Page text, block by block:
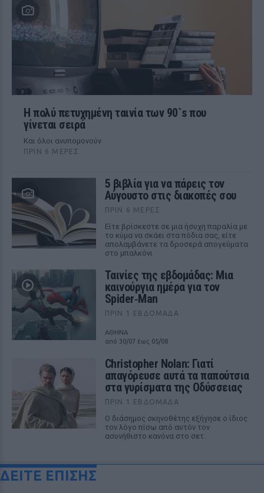
Η πολύ πετυχημένη ταινία των 90`s που
γίνεται σειρά
Και όλοι ανυπομονούν
ΠΡΙΝ 6 ΜΈΡΕΣ
5 βιβλία για να πάρεις τον
Αύγουστο στις διακοπές σου
ΠΡΙΝ 6 ΜΈΡΕΣ
Είτε βρίσκεστε σε μια ήσυχη παραλία με
το κύμα να σκάει στα πόδια σας, είτε
απολαμβάνετε τα δροσερά απογεύματα
στο μπαλκόνι
Ταινίες της εβδομάδας: Μια
καινούργια ημέρα για τον
Spider‑Man
ΠΡΙΝ 1 ΕΒΔΟΜΆΔΑ
ΑΘΗΝΑ
από 30/07 έως 05/08
Christopher Nolan: Γιατί
απαγόρευσε αυτά τα παπούτσια
στα γυρίσματα της Οδύσσειας
ΠΡΙΝ 1 ΕΒΔΟΜΆΔΑ
Ο διάσημος σκηνοθέτης εξήγησε ο ίδιος
τον λόγο πίσω από αυτόν τον
ασυνήθιστο κανόνα στο σετ.
ΔΕΙΤΕ ΕΠΙΣΗΣ